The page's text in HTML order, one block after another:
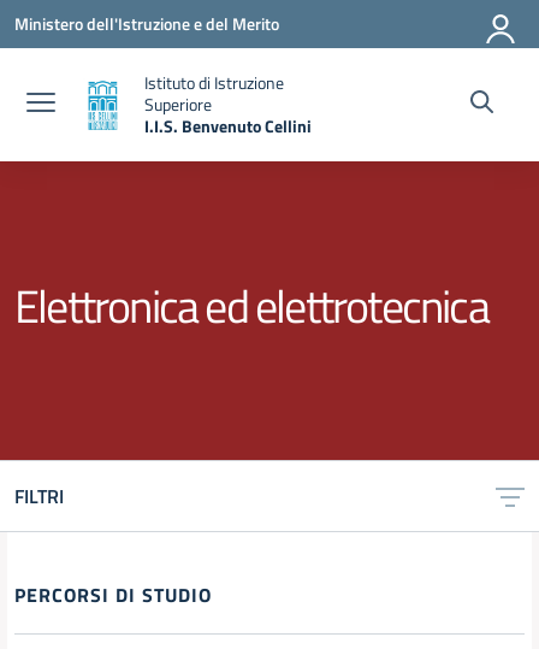
Vai ai contenuti
Vai al menu di navigazione
Vai al footer
Ministero dell'Istruzione e del Merito
Istituto di Istruzione
Superiore
I.I.S. Benvenuto Cellini
Elettronica ed elettrotecnica
FILTRI
Filtri
PERCORSI DI STUDIO